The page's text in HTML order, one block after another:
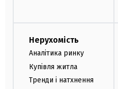
Нерухомість
Аналітика ринку
Купівля житла
Тренди і натхнення